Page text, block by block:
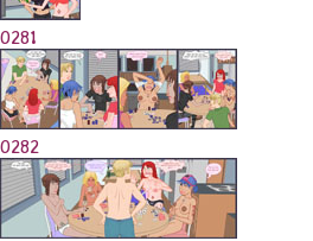
0281
0282